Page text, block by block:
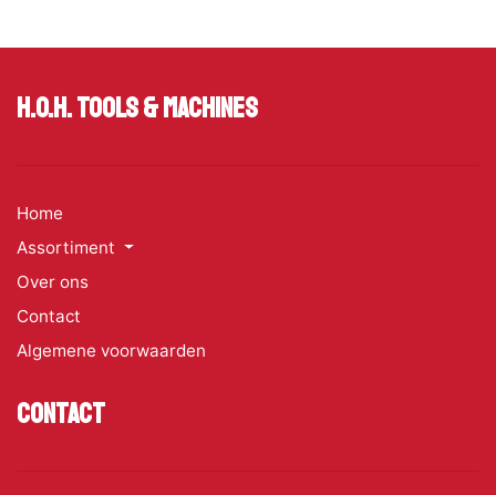
H.O.H. Tools & Machines
Home
Assortiment
Over ons
Contact
Algemene voorwaarden
Contact